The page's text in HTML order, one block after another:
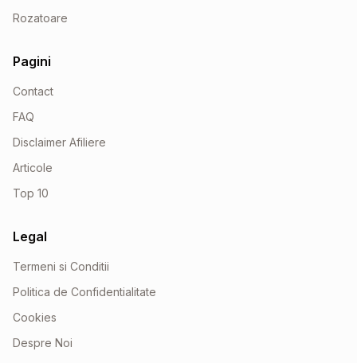
Rozatoare
Pagini
Contact
FAQ
Disclaimer Afiliere
Articole
Top 10
Legal
Termeni si Conditii
Politica de Confidentialitate
Cookies
Despre Noi